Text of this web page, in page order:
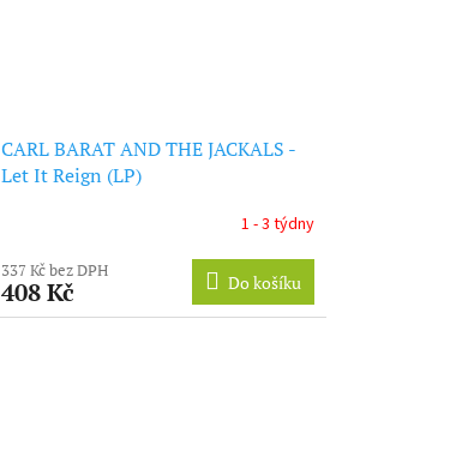
CARL BARAT AND THE JACKALS -
Let It Reign (LP)
1 - 3 týdny
337 Kč bez DPH
408 Kč Do košíku